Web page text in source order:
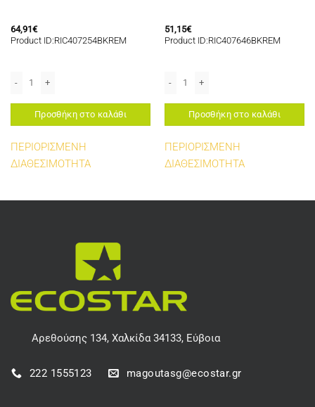
64,91€
Product ID:RIC407254BKREM
Προσθήκη στο καλάθι
ΠΕΡΙΟΡΙΣΜΕΝΗ
ΔΙΑΘΕΣΙΜΟΤΗΤΑ
51,15€
Product ID:RIC407646BKREM
Προσθήκη στο καλάθι
ΠΕΡΙΟΡΙΣΜΕΝΗ
ΔΙΑΘΕΣΙΜΟΤΗΤΑ
Αρεθούσης 134, Χαλκίδα 34133, Εύβοια
222 1555123 magoutasg@ecostar.gr